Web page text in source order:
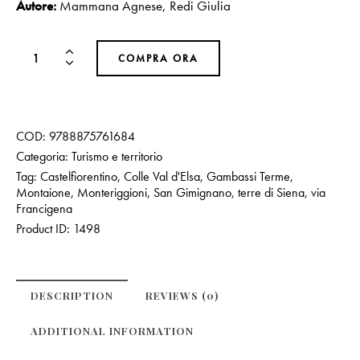
Autore: Mammana Agnese, Redi Giulia
COMPRA ORA
COD: 9788875761684
Categoria: Turismo e territorio
Tag: Castelfiorentino, Colle Val d'Elsa, Gambassi Terme,
Montaione, Monteriggioni, San Gimignano, terre di Siena, via
Francigena
Product ID: 1498
DESCRIPTION REVIEWS (0)
ADDITIONAL INFORMATION